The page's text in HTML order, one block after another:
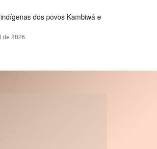
dos povos Kambiwá e
de 2026